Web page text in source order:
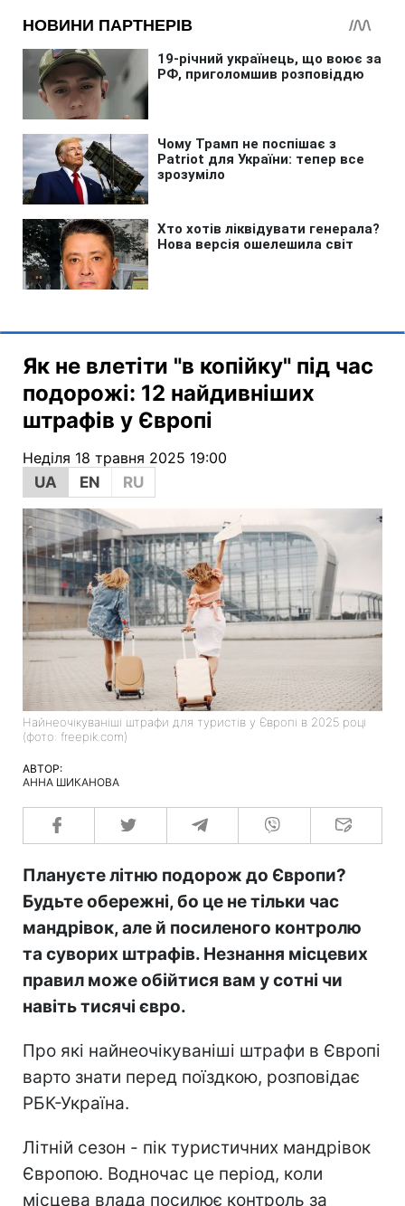
Як не влетіти "в копійку" під час
подорожі: 12 найдивніших
штрафів у Європі
Неділя 18 травня 2025 19:00
UA
EN RU
Найнеочікуваніші штрафи для туристів у Європі в 2025 році
(фото: freepik.com)
АВТОР:
АННА ШИКАНОВА
Плануєте літню подорож до Європи?
Будьте обережні, бо це не тільки час
мандрівок, але й посиленого контролю
та суворих штрафів. Незнання місцевих
правил може обійтися вам у сотні чи
навіть тисячі євро.
Про які найнеочікуваніші штрафи в Європі
варто знати перед поїздкою, розповідає
РБК-Україна.
Літній сезон - пік туристичних мандрівок
Європою. Водночас це період, коли
місцева влада посилює контроль за